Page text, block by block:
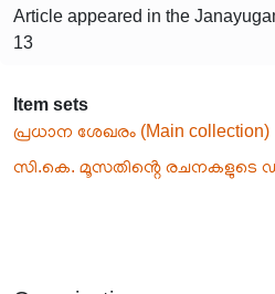
Article appeared in the
13
Item sets
പ്രധാന ശേഖരം (Main collection)
സി.കെ. മൂസതിൻ്റെ രചനകളുടെ